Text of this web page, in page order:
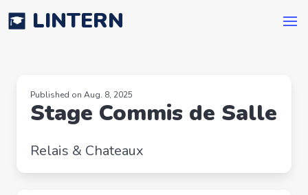
LINTERN
Published on Aug. 8, 2025
Stage Commis de Salle
Relais & Chateaux